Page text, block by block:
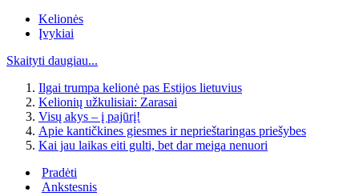
Kelionės
Įvykiai
Skaityti daugiau...
Ilgai trumpa kelionė pas Estijos lietuvius
Kelionių užkulisiai: Zarasai
Visų akys – į pajūrį!
Apie kantičkines giesmes ir neprieštaringas priešybes
Kai jau laikas eiti gulti, bet dar meiga nenuori
Pradėti
Ankstesnis